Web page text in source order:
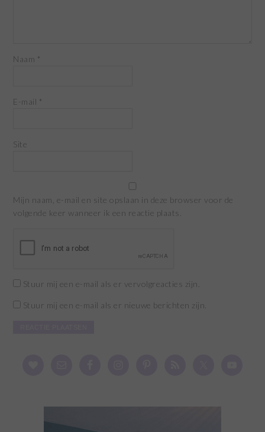
Naam *
E-mail *
Site
Mijn naam, e-mail en site opslaan in deze browser voor de
volgende keer wanneer ik een reactie plaats.
Stuur mij een e-mail als er vervolgreacties zijn.
Stuur mij een e-mail als er nieuwe berichten zijn.